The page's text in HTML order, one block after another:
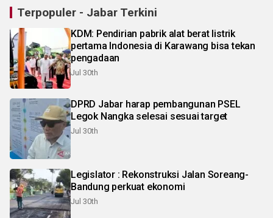
Terpopuler - Jabar Terkini
KDM: Pendirian pabrik alat berat listrik
pertama Indonesia di Karawang bisa tekan
pengadaan
Jul 30th
DPRD Jabar harap pembangunan PSEL
Legok Nangka selesai sesuai target
Jul 30th
Legislator : Rekonstruksi Jalan Soreang-
Bandung perkuat ekonomi
Jul 30th